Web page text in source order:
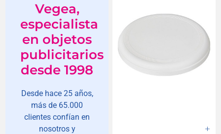
Vegea,
especialista
en objetos
publicitarios
desde 1998
Desde hace 25 años,
más de 65.000
clientes confían en
nosotros y